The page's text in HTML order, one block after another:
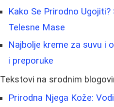
Kako Se Prirodno
Telesne Mase
Najbolje kreme za suvu i
i preporuke
Tekstovi na srodnim
Prirodna Njega Kože: